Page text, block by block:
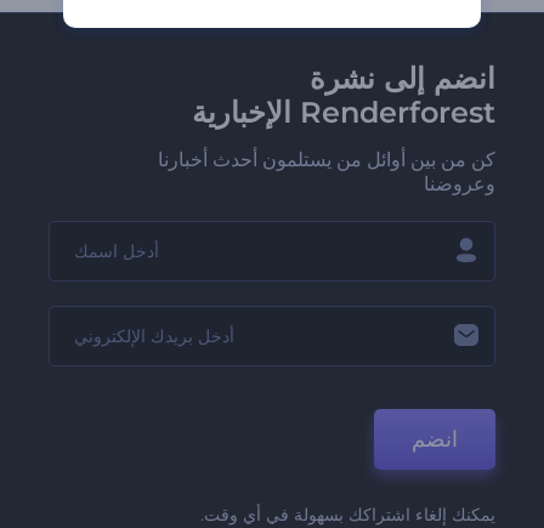
انضم إلى نشرة
Renderforest الإخبارية
كن من بين أوائل من يستلمون أحدث أخبارنا
وعروضنا
انضم
يمكنك إلغاء اشتراكك بسهولة في أي وقت.